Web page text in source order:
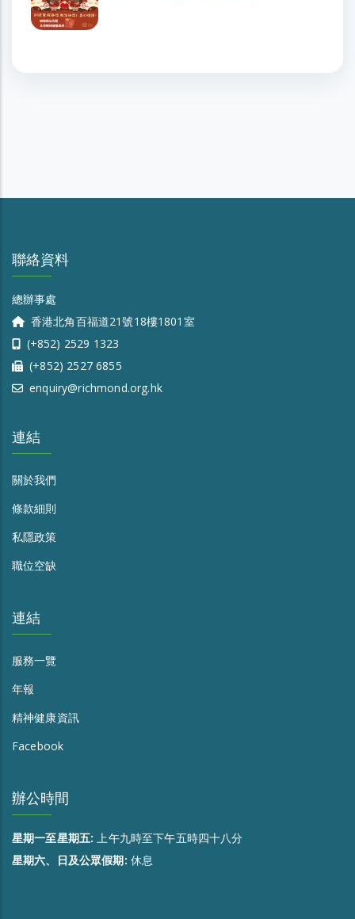
聯絡資料
總辦事處
香港北角百福道21號18樓1801室
(+852) 2529 1323
(+852) 2527 6855
enquiry@richmond.org.hk
連結
關於我們
條款細則
私隱政策
職位空缺
連結
服務一覽
年報
精神健康資訊
Facebook
辦公時間
星期一至星期五:上午九時至下午五時四十八分
星期六、日及公眾假期: 休息